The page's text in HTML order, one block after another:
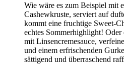
Wie wäre es zum Beispiel mit
Cashewkruste, serviert auf
kommt eine fruchtige Sweet-
echtes Sommerhighlight! Oder
mit Linsencremesauce,
und einem erfrischenden
sättigend und überraschend